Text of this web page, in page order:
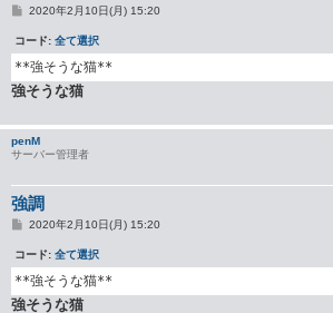
投
記
事
2020年2月10日(月) 15:20
コード: 全て選択
**強そうな猫**
強そうな猫
penM
サーバー管理者
強調
投
記
事
2020年2月10日(月) 15:20
コード: 全て選択
**強そうな猫**
強そうな猫